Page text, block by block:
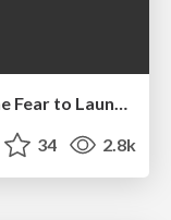
I Don’t Have Time: Getting Over the Fear to Launch Your Podcast
34 2.8k